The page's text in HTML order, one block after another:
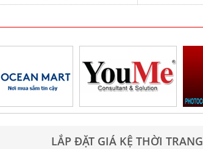
LẮP ĐẶT GIÁ KỆ THỜI TRANG